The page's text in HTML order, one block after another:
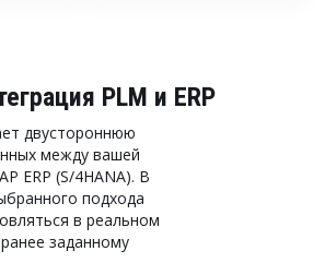
PLM и ERP
двустороннюю
между вашей
ERP (S/4HANA). В
подхода
в реальном
заданному